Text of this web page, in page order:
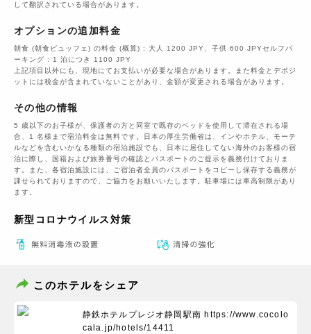
して翻訳されている場合があります。
オプションの追加料金
朝食 (朝食ビュッフェ) の料金 (概算) : 大人 1200 JPY、子供 600 JPYセルフパ
ーキング : 1 泊につき 1100 JPY
上記項目以外にも、現地にてお支払いが必要な場合があります。また料金とデポジ
ットには税金が含まれていないことがあり、金額が変更される場合があります。
その他の情報
5 歳以下のお子様が、保護者の方と同室で既存のベッドを使用して滞在される場
合、1 名様まで宿泊料金は無料です。日本の厚生労働省は、インやホテル、モーテ
ルなどを含むいかなる種類の宿泊施設でも、日本に​居住してない海外のお客様の宿
泊に際し、国籍および旅券番号の確認とパスポートのご提示を義務付け​ておりま
す。また、各宿泊施設には、ご宿泊者全員のパスポートをコピーし保存する義務が
課せられておりますの​で、ご協力をお願いいたします。駐車場には車高制限があり
ます。
新型コロナウイルス対策
このホテルをシェア
静鉄ホテルプレジオ静岡駅南 https://www.cocolo
cala.jp/hotels/14411